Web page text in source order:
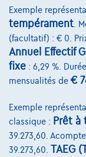
Découvrez l’exemple
8800 Roeselare,
Comparer
Exemple
tempérament .
(facultatif) : € 0.
Annuel Effectif
fixe : 6,29 %.
mensualités de €
Exemple
classique : Prêt à
39.273,60.
39.273,60. TAEG